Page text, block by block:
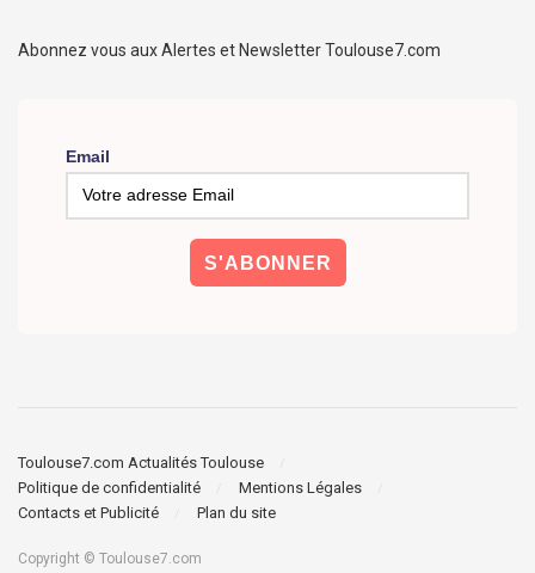
Abonnez vous aux Alertes et Newsletter Toulouse7.com
Email
Toulouse7.com Actualités Toulouse
Politique de confidentialité
Mentions Légales
Contacts et Publicité
Plan du site
Copyright © Toulouse7.com